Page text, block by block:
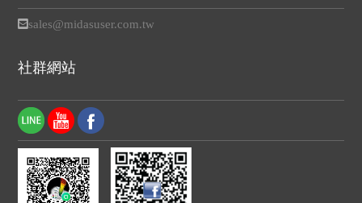
sales@midasuser.com.tw
社群網站